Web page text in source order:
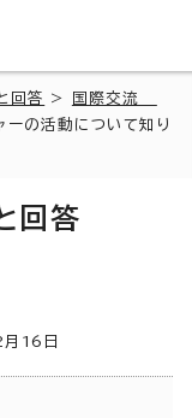
回答 >
国際交流
ーの活動について知り
回答
16 日